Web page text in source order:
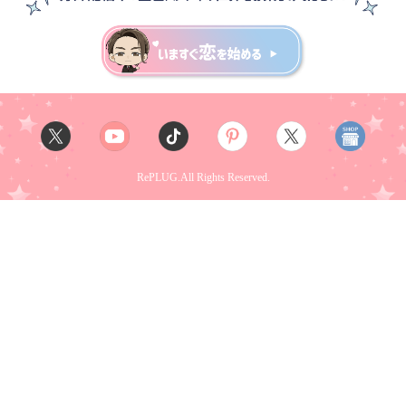
RePLUG.All Rights Reserved.